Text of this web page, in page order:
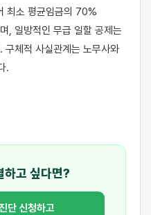
최소 평균임금의 70%
, 일방적인 무급 일할 공제는
구체적 사실관계는 노무사와
.
하고 싶다면?
단 신청하고